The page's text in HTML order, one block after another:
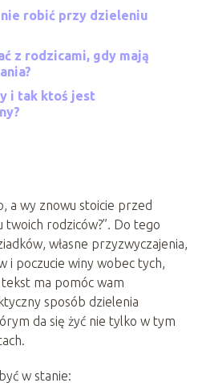
robić przy dzieleniu
z rodzicami, gdy mają
i tak ktoś jest
a wy znowu stoicie przed
twoich rodziców?”. Do tego
własne przyzwyczajenia,
i poczucie winy wobec tych,
tekst ma pomóc wam
sposób dzielenia
da się żyć nie tylko w tym
w stanie: